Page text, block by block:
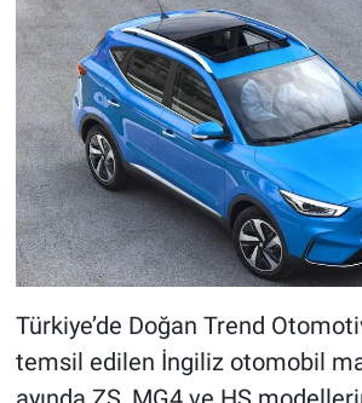
Türkiye’de Doğan Trend
temsil edilen İngiliz otomobil